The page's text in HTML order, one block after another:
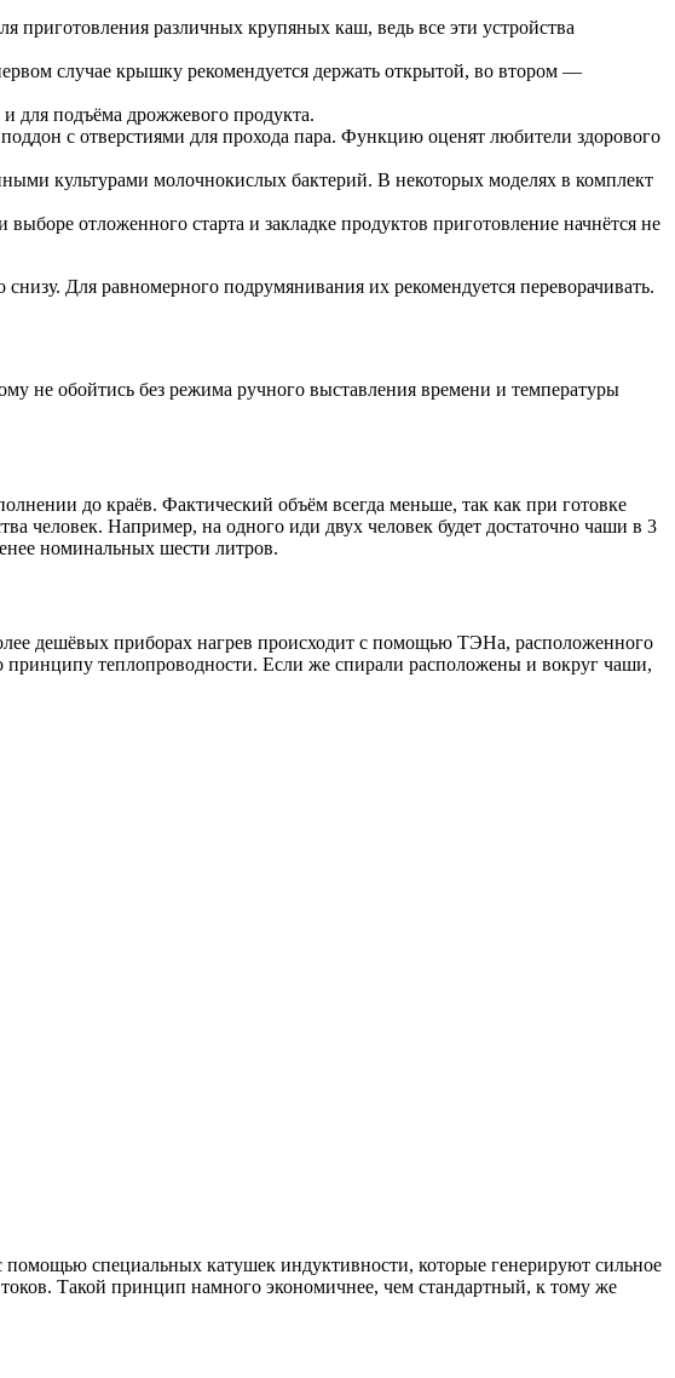
различных крупяных каш, ведь все эти устройства
случае крышку рекомендуется держать открытой, во втором —
для подъёма дрожжевого продукта.
с отверстиями для прохода пара. Функцию оценят любители здорового
культурами молочнокислых бактерий. В некоторых моделях в комплект
отложенного старта и закладке продуктов приготовление начнётся не
Для равномерного подрумянивания их рекомендуется переворачивать.
не обойтись без режима ручного выставления времени и температуры
до краёв. Фактический объём всегда меньше, так как при готовке
человек. Например, на одного иди двух человек будет достаточно чаши в 3
номинальных шести литров.
дешёвых приборах нагрев происходит с помощью ТЭНа, расположенного
принципу теплопроводности. Если же спирали расположены и вокруг чаши,
специальных катушек индуктивности, которые генерируют сильное
Такой принцип намного экономичнее, чем стандартный, к тому же